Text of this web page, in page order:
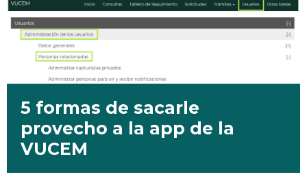
5 formas de sacarle
provecho a la app de la
VUCEM